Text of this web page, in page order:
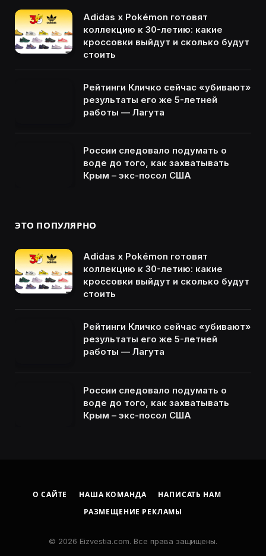
Adidas x Pokémon готовят
коллекцию к 30-летию: какие
кроссовки выйдут и сколько будут
стоить
Рейтинги Кличко сейчас «убивают»
результаты его же 5-летней
работы — Лагута
России следовало подумать о
воде до того, как захватывать
Крым – экс-посол США
ЭТО ПОПУЛЯРНО
Adidas x Pokémon готовят
коллекцию к 30-летию: какие
кроссовки выйдут и сколько будут
стоить
Рейтинги Кличко сейчас «убивают»
результаты его же 5-летней
работы — Лагута
России следовало подумать о
воде до того, как захватывать
Крым – экс-посол США
О САЙТЕ НАША КОМАНДА
НАПИСАТЬ НАМ
РАЗМЕЩЕНИЕ РЕКЛАМЫ
© 2026 Eizvestia.com. Все права защищены.